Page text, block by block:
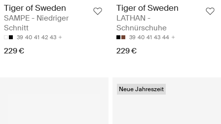
Tiger of Sweden
SAMPE - Niedriger
Schnitt
39 40 41 42 43
229 €
Tiger of Sweden
LATHAN -
Schnürschuhe
39 40 41 43 44
229 €
Neue Jahreszeit